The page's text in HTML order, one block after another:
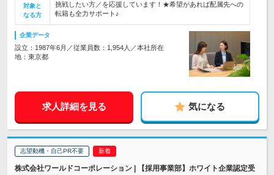
対象と
なる方
挑戦したい方／を応援しています！★希望があれば配属先への
転籍も全力サポート♪
企業データ
設立：1987年6月／従業員数：1,954人／本社所在
地：東京都
求人詳細を見る 気になる
志望動機・自己PR不要
株式会社ワールドコーポレーション | 【採用事業部】ホワイト企業認定受